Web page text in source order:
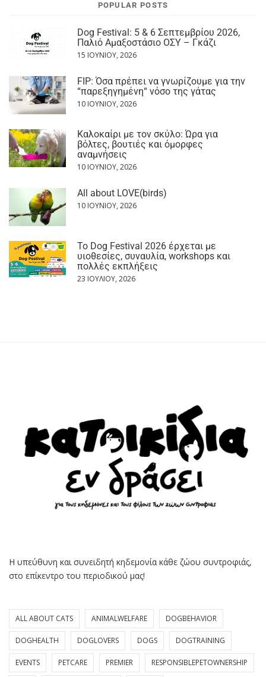
POPULAR POSTS
Dog Festival: 5 & 6 Σεπτεμβρίου 2026,
Παλιό Αμαξοστάσιο ΟΣΥ – Γκάζι
15 ΙΟΥΝΊΟΥ, 2026
FIP: Όσα πρέπει να γνωρίζουμε για την
“παρεξηγημένη“ νόσο της γάτας
10 ΙΟΥΝΊΟΥ, 2026
Καλοκαίρι με τον σκύλο: Ώρα για
βόλτες, βουτιές και όμορφες
αναμνήσεις
10 ΙΟΥΝΊΟΥ, 2026
All about LOVE(birds)
10 ΙΟΥΝΊΟΥ, 2026
Το Dog Festival 2026 έρχεται με
υιοθεσίες, συναυλία, workshops και
πολλές εκπλήξεις
23 ΙΟΥΛΊΟΥ, 2026
Η υπεύθυνη και συνειδητή κηδεμονία κάθε ζώου συντροφιάς,
στο επίκεντρο του περιοδικού μας!
ALL ABOUT CATS ANIMALWELFARE DOGBEHAVIOR
DOGHEALTH DOGLOVERS DOGS DOGTRAINING
EVENTS PETCARE PREMIER RESPONSIBLEPETOWNERSHIP